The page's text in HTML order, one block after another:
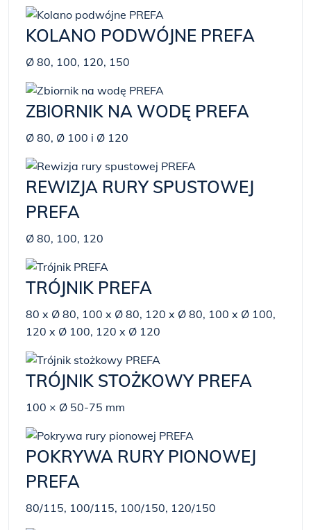
KOLANO PODWÓJNE PREFA
Ø 80, 100, 120, 150
ZBIORNIK NA WODĘ PREFA
Ø 80, Ø 100 i Ø 120
REWIZJA RURY SPUSTOWEJ
PREFA
Ø 80, 100, 120
TRÓJNIK PREFA
80 x Ø 80, 100 x Ø 80, 120 x Ø 80, 100 x Ø 100,
120 x Ø 100, 120 x Ø 120
TRÓJNIK STOŻKOWY PREFA
100 × Ø 50-75 mm
POKRYWA RURY PIONOWEJ
PREFA
80/115, 100/115, 100/150, 120/150